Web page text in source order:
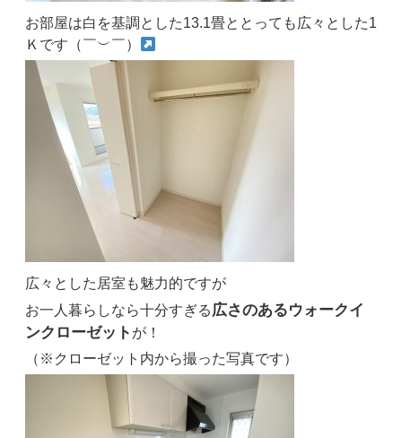
お部屋は白を基調とした13.1畳ととっても広々とした1
Ｋです（￣︶￣）
広々とした居室も魅力的ですが
お一人暮らしなら十分すぎる広さのあるウォークイ
ンクローゼット が！
（※クローゼット内から撮った写真です）